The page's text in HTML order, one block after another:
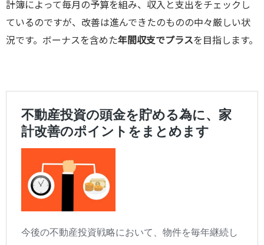
計簿によって毎月の予算を組み、収入と支出をチェックし
ているのですが、改善は進んできたのものの中々厳しい状
況です。ボーナスを含めた年間収支でプラスを目指します。